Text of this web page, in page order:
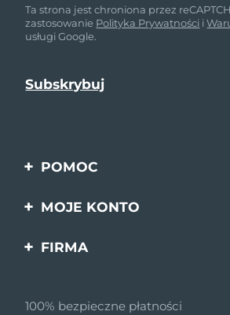
Ta strona jest chroniona przez
zastosowanie Polityka Prywatności i
usługi Google.
POMOC
Kontakt
MOJE KONTO
FIRMA
Program partnerski
100% bezpieczne płatności